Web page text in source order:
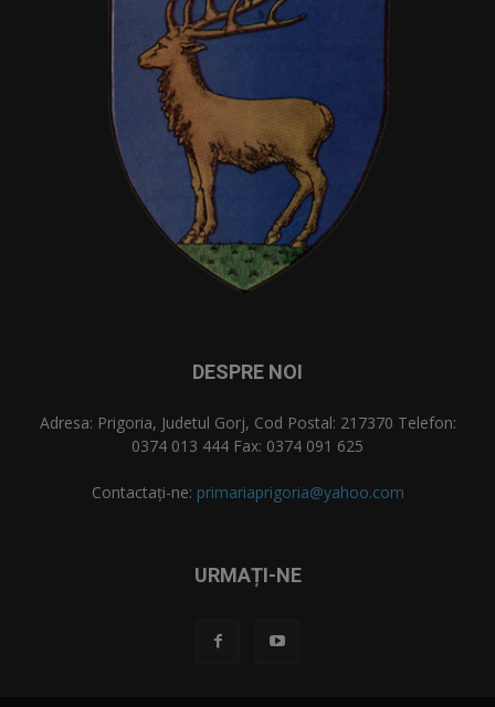
DESPRE NOI
Adresa: Prigoria, Judetul Gorj, Cod Postal: 217370 Telefon:
0374 013 444 Fax: 0374 091 625
Contactați-ne: primariaprigoria@yahoo.com
URMAȚI-NE